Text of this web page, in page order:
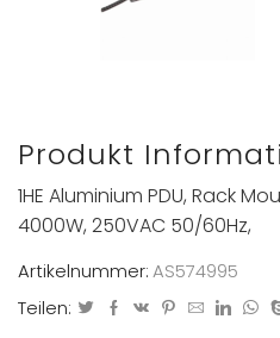
Produkt
1HE Aluminium PDU, Rack
4000W, 250VAC 50/60Hz,
Artikelnummer:AS574995
Teilen: